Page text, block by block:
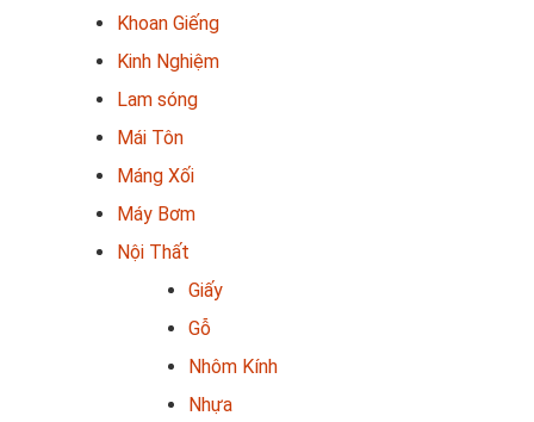
Khoan Giếng
Kinh Nghiệm
Lam sóng
Mái Tôn
Máng Xối
Máy Bơm
Nội Thất
Giấy
Gỗ
Nhôm Kính
Nhựa